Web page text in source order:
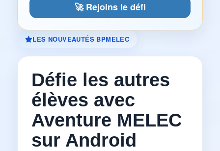
🚀 Rejoins le défi
LES NOUVEAUTÉS BPMELEC
Défie les autres
élèves avec
Aventure MELEC
sur Android